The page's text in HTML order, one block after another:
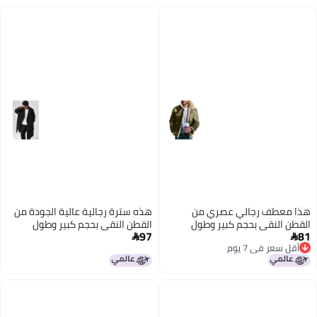
هذا معطف رجالي عصري من
القطن النقي بحجم كبير وطول
متوسط، بلون نقي تصميم عادي.
81
أقل سعر في 7 يوم
أقل سعر في 7 يوم
هذه سترة رجالية عالية الجودة من
القطن النقي بحجم كبير وطول
متوسط، تصميم عادي بلون نقي.
97